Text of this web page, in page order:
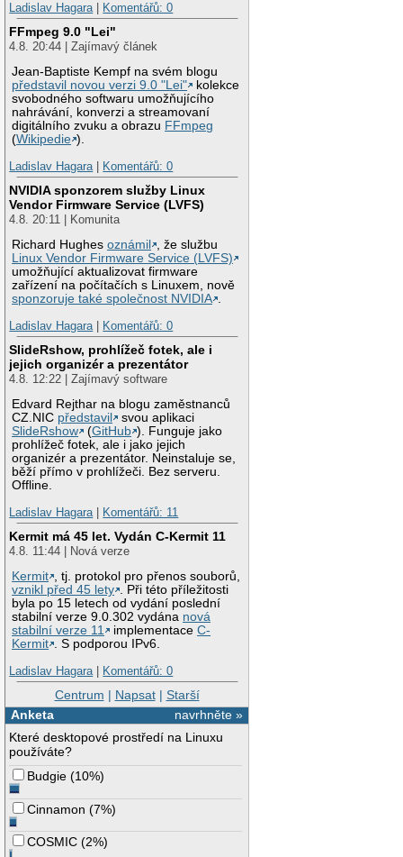
Ladislav Hagara| Komentářů: 0
FFmpeg 9.0 "Lei"
4.8. 20:44 | Zajímavý článek
Jean-Baptiste Kempf na svém blogu
představil novou verzi 9.0 "Lei"
kolekce
svobodného softwaru umožňujícího
nahrávání, konverzi a streamovaní
digitálního zvuku a obrazu FFmpeg
(Wikipedie ).
Ladislav Hagara| Komentářů: 0
NVIDIA sponzorem služby Linux
Vendor Firmware Service (LVFS)
4.8. 20:11 | Komunita
Richard Hughesoznámil
, že službu
Linux Vendor Firmware Service (LVFS)
umožňující aktualizovat firmware
zařízení na počítačích s Linuxem, nově
sponzoruje také společnost NVIDIA .
Ladislav Hagara| Komentářů: 0
SlideRshow, prohlížeč fotek, ale i
jejich organizér a prezentátor
4.8. 12:22 | Zajímavý software
Edvard Rejthar na blogu zaměstnanců
CZ.NIC představil
svou aplikaci
SlideRshow
(GitHub ). Funguje jako
prohlížeč fotek, ale i jako jejich
organizér a prezentátor. Neinstaluje se,
běží přímo v prohlížeči. Bez serveru.
Offline.
Ladislav Hagara| Komentářů: 11
Kermit má 45 let. Vydán C-Kermit 11
4.8. 11:44 | Nová verze
Kermit , tj. protokol pro přenos souborů,
vznikl před 45 lety . Při této příležitosti
byla po 15 letech od vydání poslední
stabilní verze 9.0.302 vydána nová
stabilní verze 11
implementaceC-
Kermit . S podporou IPv6.
Ladislav Hagara| Komentářů: 0
Centrum | Napsat| Starší
navrhněte »
Anketa
Které desktopové prostředí na Linuxu
používáte?
Budgie (10%)
Cinnamon (7%)
COSMIC (2%)